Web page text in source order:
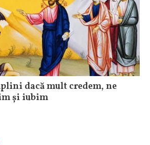
dacă mult credem, ne
și iubim